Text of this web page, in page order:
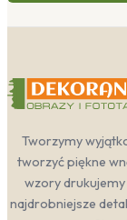
nudzi.
nie
z
Tworzymy
tworzyć piękne
wzory drukujemy
najdrobniejsze